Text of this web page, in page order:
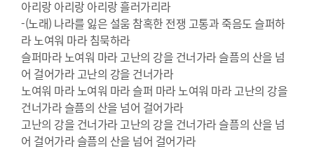
아리랑 아리랑 아리랑 흘러가리라
-(노래) 나라를 잃은 설움 참혹한 전쟁 고통과 죽음도 슬퍼하
라 노여워 마라 침묵하라
슬퍼마라 노여워 마라 고난의 강을 건너가라 슬픔의 산을 넘
어 걸어가라 고난의 강을 건너가라
노여워 마라 노여워 마라 슬퍼 마라 노여워 마라 고난의 강을
건너가라 슬픔의 산을 넘어 걸어가라
고난의 강을 건너가라 고난의 강을 건너가라 슬픔의 산을 넘
어 걸어가라 슬픔의 산을 넘어 걸어가라